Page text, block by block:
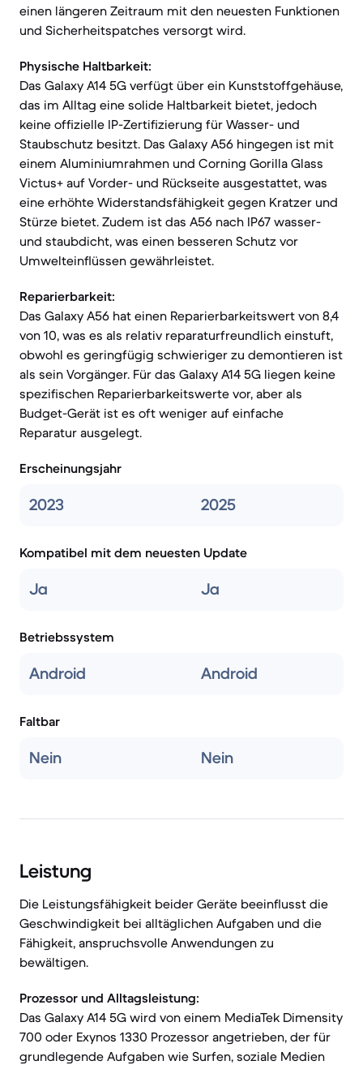
einen längeren Zeitraum mit den neuesten Funktionen
und Sicherheitspatches versorgt wird.
Physische Haltbarkeit:
Das Galaxy A14 5G verfügt über ein Kunststoffgehäuse,
das im Alltag eine solide Haltbarkeit bietet, jedoch
keine offizielle IP-Zertifizierung für Wasser- und
Staubschutz besitzt. Das Galaxy A56 hingegen ist mit
einem Aluminiumrahmen und Corning Gorilla Glass
Victus+ auf Vorder- und Rückseite ausgestattet, was
eine erhöhte Widerstandsfähigkeit gegen Kratzer und
Stürze bietet. Zudem ist das A56 nach IP67 wasser-
und staubdicht, was einen besseren Schutz vor
Umwelteinflüssen gewährleistet.
Reparierbarkeit:
Das Galaxy A56 hat einen Reparierbarkeitswert von 8,4
von 10, was es als relativ reparaturfreundlich einstuft,
obwohl es geringfügig schwieriger zu demontieren ist
als sein Vorgänger. Für das Galaxy A14 5G liegen keine
spezifischen Reparierbarkeitswerte vor, aber als
Budget-Gerät ist es oft weniger auf einfache
Reparatur ausgelegt.
Erscheinungsjahr
2023 2025
Kompatibel mit dem neuesten Update
Ja Ja
Betriebssystem
Android Android
Faltbar
Nein Nein
Leistung
Die Leistungsfähigkeit beider Geräte beeinflusst die
Geschwindigkeit bei alltäglichen Aufgaben und die
Fähigkeit, anspruchsvolle Anwendungen zu
bewältigen.
Prozessor und Alltagsleistung:
Das Galaxy A14 5G wird von einem MediaTek Dimensity
700 oder Exynos 1330 Prozessor angetrieben, der für
grundlegende Aufgaben wie Surfen, soziale Medien